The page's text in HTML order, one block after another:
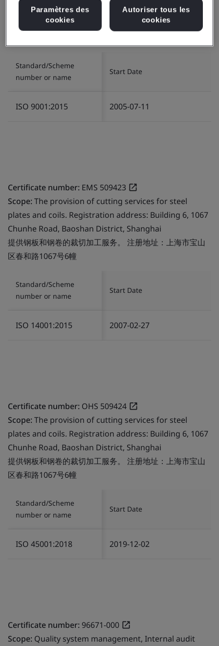
Scope:The provision of cutting processing of steel roll
and sheets.
Standard/Scheme
number or name
Start Date
ISO 9001:2015 2005-07-11
Certificate number: EMS 509423
Scope:The provision of cutting services for steel
plates and coils. Registration address: Building 6, 1067
Chunhe Road, Baoshan District, Shanghai
提供钢板和钢卷的裁切加工服务。 注册地址：上海市宝山
区春和路1067号6幢
Standard/Scheme
number or name
Start Date
ISO 14001:2015 2007-02-27
Certificate number: OHS 509424
Scope:The provision of cutting services for steel
plates and coils. Registration address: Building 6, 1067
Chunhe Road, Baoshan District, Shanghai
提供钢板和钢卷的裁切加工服务。 注册地址：上海市宝山
区春和路1067号6幢
Standard/Scheme
number or name
Start Date
ISO 45001:2018 2019-12-02
Certificate number: 96671-000
Scope: Quality system management, Internal audit
Paramètres des
cookies
Autoriser tous les
cookies